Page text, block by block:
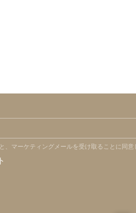
、マーケティングメールを受け取ることに同